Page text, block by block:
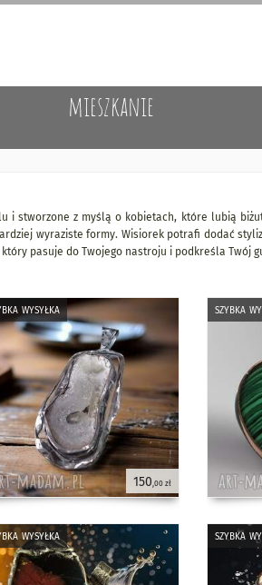
mieszkanie
i stworzone z myślą o kobietach, które lubią
wyraziste formy. Wisiorek potrafi dodać
pasuje do Twojego nastroju i podkreśla Twój
wysyłka
150,00 zł
szybka
wysyłka szybka